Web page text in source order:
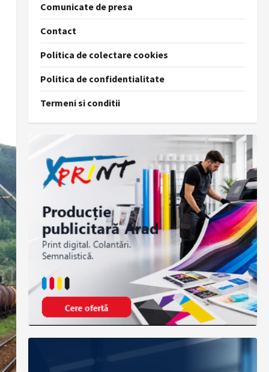
Comunicate de presa
Contact
Politica de colectare cookies
Politica de confidentialitate
Termeni si conditii